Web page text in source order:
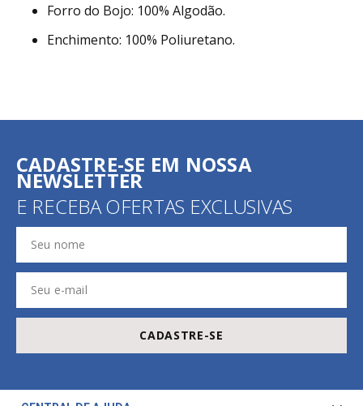
Forro do Bojo: 100% Algodão.
Enchimento: 100% Poliuretano.
CADASTRE-SE EM NOSSA
NEWSLETTER
E RECEBA OFERTAS EXCLUSIVAS
CADASTRE-SE